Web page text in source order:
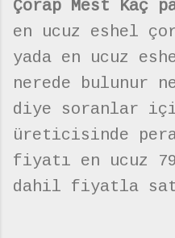
Çorap Mest Kaç
en ucuz eshel
yada en ucuz
nerede bulunur
diye soranlar
üreticisinde
fiyatı en ucuz
dahil fiyatla